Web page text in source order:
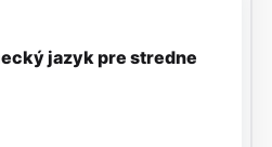
jazyk pre stredne